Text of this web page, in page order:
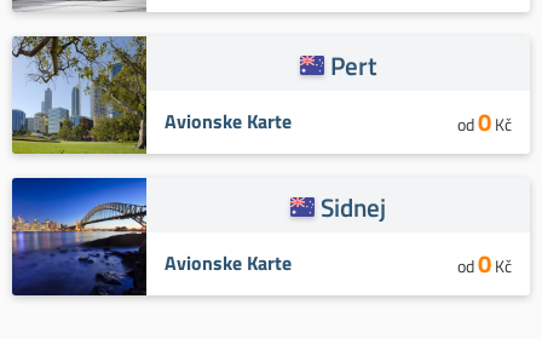
Pert
Avionske Karte od0Kč
Sidnej
Avionske Karte od0Kč